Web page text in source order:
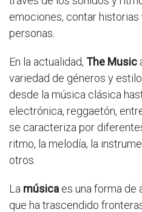
emociones, contar
personas.
En la actualidad, The Music
variedad de géneros y
desde la música clásica
electrónica, reggaetón,
se caracteriza por
ritmo, la melodía, la
otros.
La música es una forma de
que ha trascendido